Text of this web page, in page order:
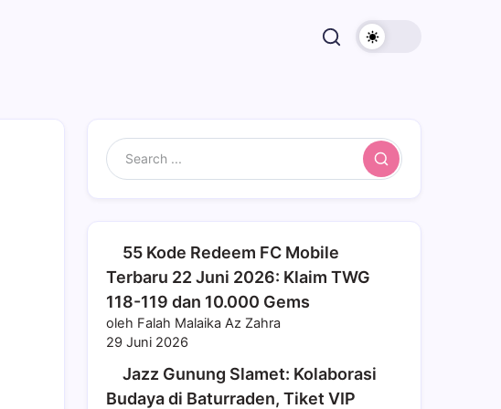
Search
55 Kode Redeem FC Mobile
Terbaru 22 Juni 2026: Klaim TWG
118-119 dan 10.000 Gems
oleh Falah Malaika Az Zahra
29 Juni 2026
Jazz Gunung Slamet: Kolaborasi
Budaya di Baturraden, Tiket VIP